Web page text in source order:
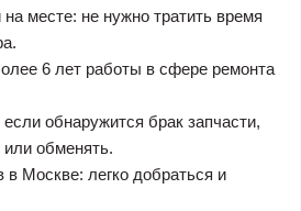
на месте: не нужно тратить время
6 лет работы в сфере ремонта
обнаружится брак запчасти,
обменять.
в Москве: легко добраться и